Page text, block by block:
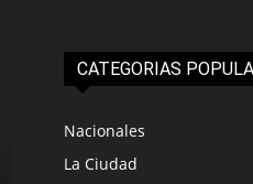
CATEGORIAS
Nacionales
La Ciudad